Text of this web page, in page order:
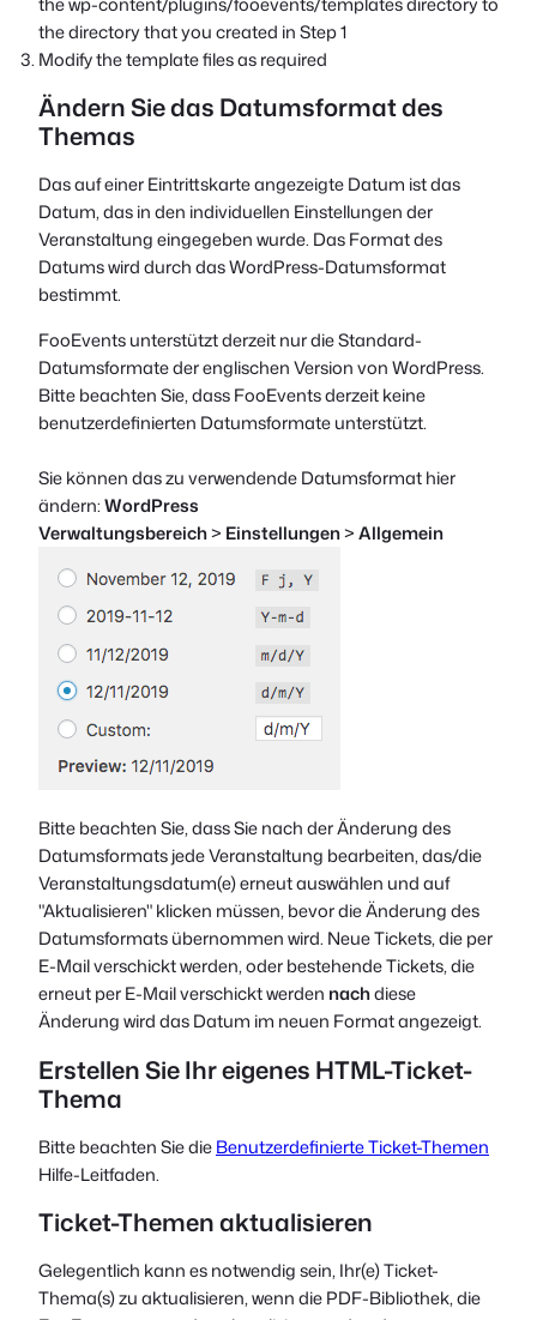
the directory that you created in Step 1
Modify the template files as required
Ändern Sie das Datumsformat des
Themas
Das auf einer Eintrittskarte angezeigte Datum ist das
Datum, das in den individuellen Einstellungen der
Veranstaltung eingegeben wurde. Das Format des
Datums wird durch das WordPress-Datumsformat
bestimmt.
FooEvents unterstützt derzeit nur die Standard-
Datumsformate der englischen Version von WordPress.
Bitte beachten Sie, dass FooEvents derzeit keine
benutzerdefinierten Datumsformate unterstützt.
Sie können das zu verwendende Datumsformat hier
ändern:WordPress
Verwaltungsbereich> Einstellungen>Allgemein
Bitte beachten Sie, dass Sie nach der Änderung des
Datumsformats jede Veranstaltung bearbeiten, das/die
Veranstaltungsdatum(e) erneut auswählen und auf
"Aktualisieren" klicken müssen, bevor die Änderung des
Datumsformats übernommen wird. Neue Tickets, die per
E-Mail verschickt werden, oder bestehende Tickets, die
erneut per E-Mail verschickt werden nachdiese
Änderung wird das Datum im neuen Format angezeigt.
Erstellen Sie Ihr eigenes HTML-Ticket-
Thema
Bitte beachten Sie dieBenutzerdefinierte Ticket-Themen
Hilfe-Leitfaden.
Ticket-Themen aktualisieren
Gelegentlich kann es notwendig sein, Ihr(e) Ticket-
Thema(s) zu aktualisieren, wenn die PDF-Bibliothek, die